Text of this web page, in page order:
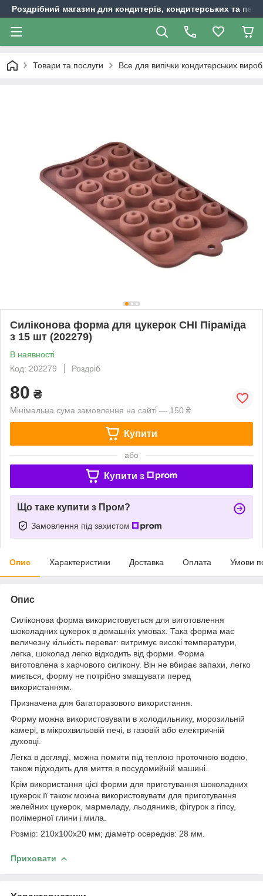
Роздрібний магазин для кондитерів, кондитерських та
Товари та послуги Все для випічки кондитерських
Силіконова форма для цукерок CHI Піраміда
з 15 шт (202279)
В наявності
Код: 202279
Роздріб
80 ₴
Мінімальна сума замовлення на сайті — 150 ₴
Купити
або
Купити з
Що таке купити з Пром?
Замовлення під захистом
Опис Характеристики Доставка Оплата Умови
Опис
Силіконова форма використовується для виготовлення
шоколадних цукерок в домашніх умовах. Така форма має
величезну кількість переваг: витримує високі температури,
легка, шоколад легко відходить від форми. Форма
виготовлена ​​з харчового силікону. Він не вбирає запахи, легко
миється, форму не потрібно змащувати перед
використанням.
Призначена для багаторазового використання.
Форму можна використовувати в холодильнику, морозильній
камері, в мікрохвильовій печі, в газовій або електричній
духовці.
Легка в догляді, можна помити під теплою проточною водою,
також підходить для миття в посудомийній машині.
Крім використання цієї форми для приготування шоколадних
цукерок її також можна використовувати для приготування
желейних цукерок, мармеладу, льодяників, фігурок з гіпсу,
полімерної глини і мила.
Розмір: 210х100х20 мм; діаметр осередків: 28 мм.
Приховати